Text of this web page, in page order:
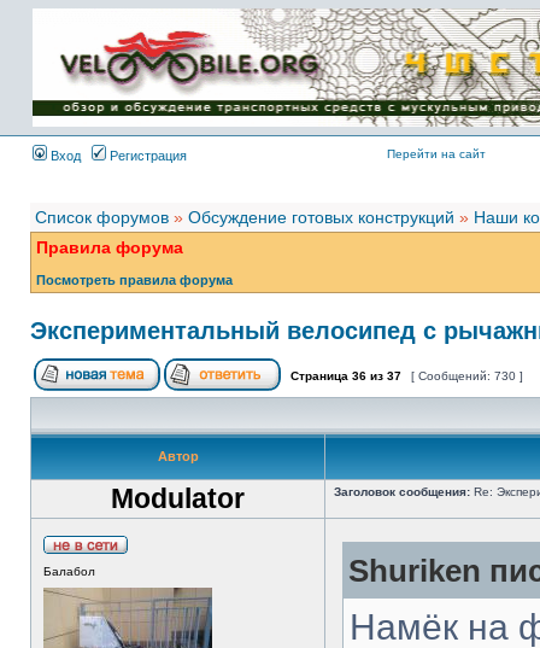
Имя пользователя:
Пароль:
{ LOG_ME_IN_SHORT
}
Вход
Регистрация Перейти на сайт
Список форумов » Обсуждение готовых конструкций » Наши
Правила форума
Посмотреть правила форума
Экспериментальный велосипед с
Страница 36 из 37 [ Сообщений: 730 ]
Автор
Modulator Заголовок сообщения: Re:
Балабол Shuriken
Намёк на